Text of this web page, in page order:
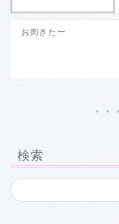
お肉きたー
検索